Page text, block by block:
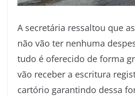
A secretária ressaltou que
não vão ter nenhuma
tudo é oferecido de forma
vão receber a escritura
cartório garantindo dessa